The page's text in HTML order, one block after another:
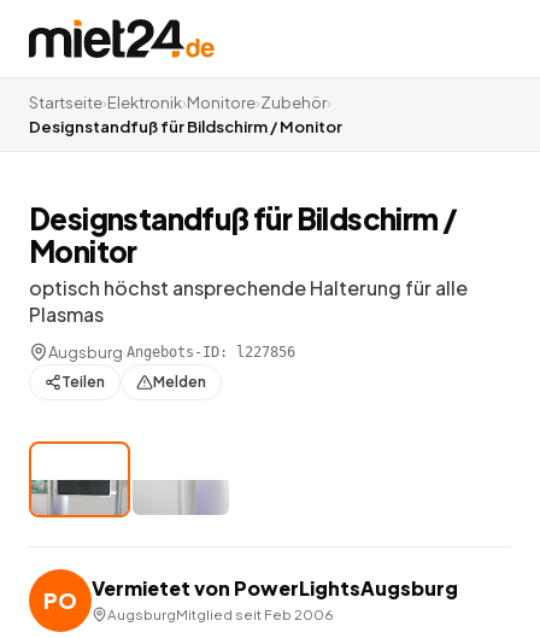
Startseite›Elektronik›Monitore›Zubehör›
Designstandfuß für Bildschirm / Monitor
Designstandfuß für Bildschirm /
Monitor
optisch höchst ansprechende Halterung für alle
Plasmas
Augsburg·Angebots-ID: l227856
Teilen Melden
PO Vermietet von PowerLightsAugsburg
AugsburgMitglied seit Feb 2006